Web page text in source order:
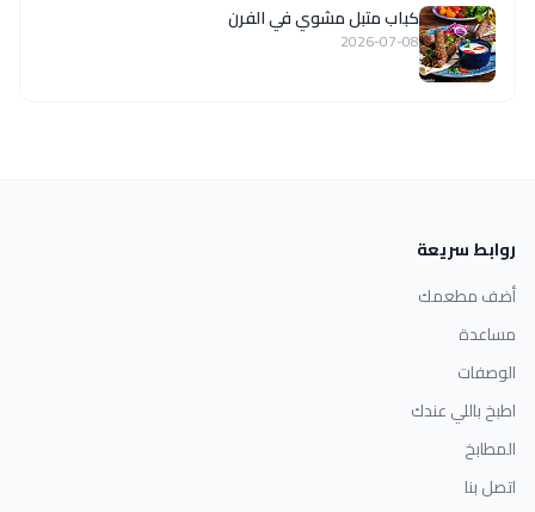
كباب متبل مشوي في الفرن
2026-07-08
روابط سريعة
أضف مطعمك
مساعدة
الوصفات
اطبخ باللي عندك
المطابخ
اتصل بنا